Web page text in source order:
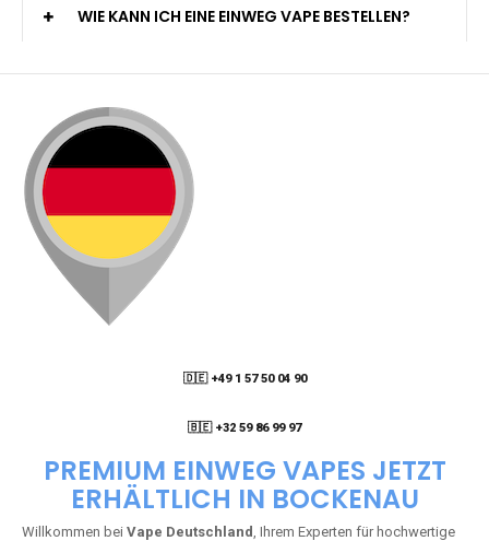
WIE KANN ICH EINE EINWEG VAPE BESTELLEN?
🇩🇪 +49 1 57 50 04 90
🇧🇪 +32 59 86 99 97
PREMIUM EINWEG VAPES JETZT
ERHÄLTLICH IN BOCKENAU
Willkommen bei Vape Deutschland, Ihrem Experten für hochwertige